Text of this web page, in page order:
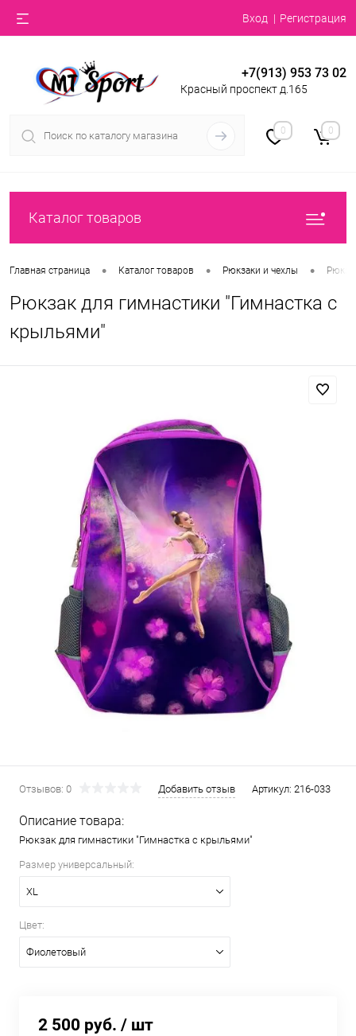
Вход Регистрация
+7(913) 953 73 02
Красный проспект д.165
0 0
Каталог товаров
Главная страница • Каталог товаров • Рюкзаки и чехлы •
Рюкзак для гимнастики "Гимнастка с
крыльями"
Отзывов: 0 Добавить отзыв Артикул: 216-033
Описание товара:
Рюкзак для гимнастики "Гимнастка с крыльями"
Размер универсальный:
XL
Цвет:
Фиолетовый
2 500 руб. / шт